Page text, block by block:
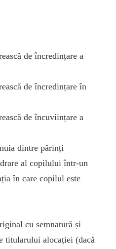
de încredințare a
de încredințare în
de încuviințare a
dintre părinți
al copilului într-un
în care copilul este
cu semnatură și
titularului alocației (dacă